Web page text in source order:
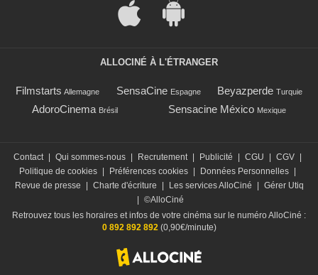
ALLOCINÉ À L'ÉTRANGER
Filmstarts Allemagne SensaCine Espagne Beyazperde Turquie
AdoroCinema Brésil Sensacine México Mexique
Contact Qui sommes-nous Recrutement Publicité CGU CGV
Politique de cookies
Préférences cookies Données Personnelles
Revue de presse
Charte d'écriture Les services AlloCiné
Gérer Utiq
©AlloCiné
Retrouvez tous les horaires et infos de votre cinéma sur le numéro AlloCiné :
0 892 892 892(0,90€/minute)